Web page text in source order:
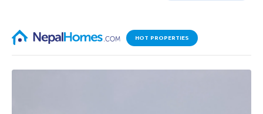
HOT PROPERTIES